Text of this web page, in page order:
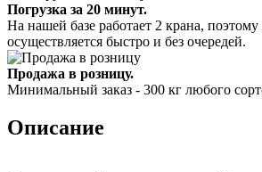
Погрузка за 20 минут.
На нашей базе работает 2 крана, поэтому
осуществляется быстро и без очередей.
Продажа в розницу.
Минимальный заказ - 300 кг любого
Описание